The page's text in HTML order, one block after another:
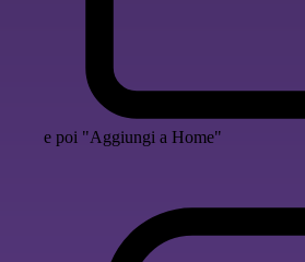
e poi "Aggiungi a Home"